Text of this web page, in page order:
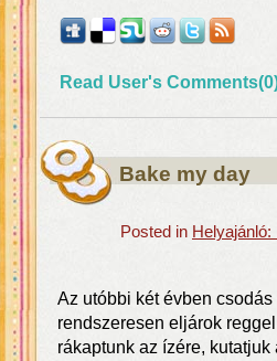
Read User's
Bake my day
Posted in
Az utóbbi két évben
rendszeresen eljárok
rákaptunk az ízére,